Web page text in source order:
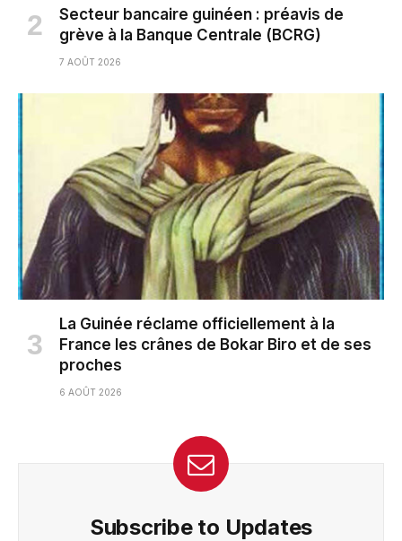
Secteur bancaire guinéen : préavis de
grève à la Banque Centrale (BCRG)
7 AOÛT 2026
La Guinée réclame officiellement à la
France les crânes de Bokar Biro et de ses
proches
6 AOÛT 2026
Subscribe to Updates